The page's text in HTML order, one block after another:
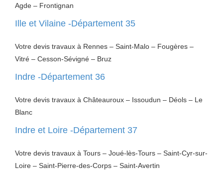
Agde – Frontignan
Ille et Vilaine -Département 35
Votre devis travaux à Rennes – Saint-Malo – Fougères –
Vitré – Cesson-Sévigné – Bruz
Indre -Département 36
Votre devis travaux à Châteauroux – Issoudun – Déols – Le
Blanc
Indre et Loire -Département 37
Votre devis travaux à Tours – Joué-lès-Tours – Saint-Cyr-sur-
Loire – Saint-Pierre-des-Corps – Saint-Avertin